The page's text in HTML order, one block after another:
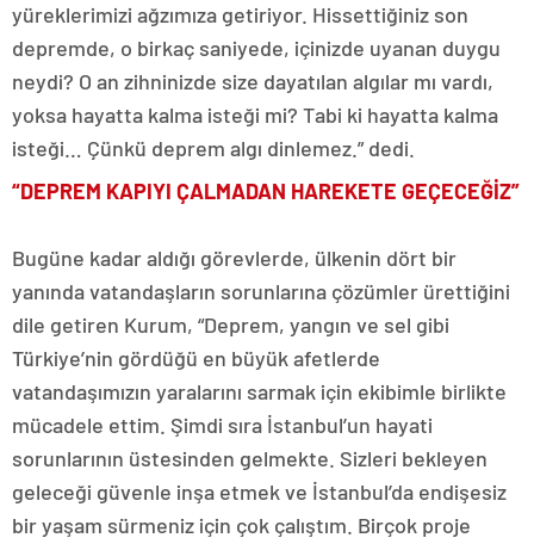
yüreklerimizi ağzımıza getiriyor. Hissettiğiniz son
depremde, o birkaç saniyede, içinizde uyanan duygu
neydi? O an zihninizde size dayatılan algılar mı vardı,
yoksa hayatta kalma isteği mi? Tabi ki hayatta kalma
isteği… Çünkü deprem algı dinlemez.” dedi.
“DEPREM KAPIYI ÇALMADAN HAREKETE GEÇECEĞİZ”
Bugüne kadar aldığı görevlerde, ülkenin dört bir
yanında vatandaşların sorunlarına çözümler ürettiğini
dile getiren Kurum, “Deprem, yangın ve sel gibi
Türkiye’nin gördüğü en büyük afetlerde
vatandaşımızın yaralarını sarmak için ekibimle birlikte
mücadele ettim. Şimdi sıra İstanbul’un hayati
sorunlarının üstesinden gelmekte. Sizleri bekleyen
geleceği güvenle inşa etmek ve İstanbul’da endişesiz
bir yaşam sürmeniz için çok çalıştım. Birçok proje